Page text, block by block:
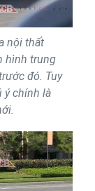
nội thất
hình trung
đó. Tuy
ý chính là